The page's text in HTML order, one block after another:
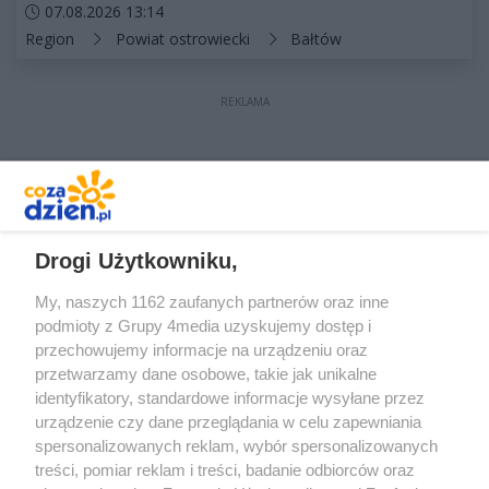
Data dodania artykułu:
07.08.2026 13:14
Kategorie artykułu:
Region Powiat ostrowiecki Bałtów
REKLAMA
Prywatność Reklama Redakcja Praca Kielce
Drogi Użytkowniku,
My, naszych 1162 zaufanych partnerów oraz inne
podmioty z Grupy 4media uzyskujemy dostęp i
przechowujemy informacje na urządzeniu oraz
przetwarzamy dane osobowe, takie jak unikalne
identyfikatory, standardowe informacje wysyłane przez
urządzenie czy dane przeglądania w celu zapewniania
spersonalizowanych reklam, wybór spersonalizowanych
treści, pomiar reklam i treści, badanie odbiorców oraz